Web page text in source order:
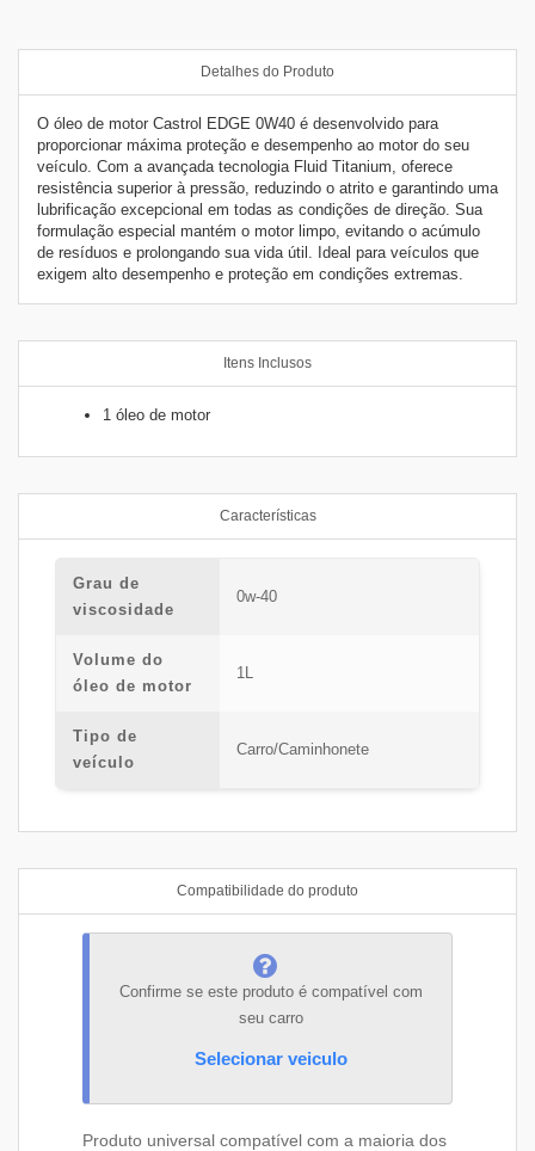
Detalhes do Produto
O óleo de motor Castrol EDGE 0W40 é desenvolvido para
proporcionar máxima proteção e desempenho ao motor do seu
veículo. Com a avançada tecnologia Fluid Titanium, oferece
resistência superior à pressão, reduzindo o atrito e garantindo uma
lubrificação excepcional em todas as condições de direção. Sua
formulação especial mantém o motor limpo, evitando o acúmulo
de resíduos e prolongando sua vida útil. Ideal para veículos que
exigem alto desempenho e proteção em condições extremas.
Itens Inclusos
1 óleo de motor
Características
Grau de
viscosidade
0w-40
Volume do
óleo de motor
1L
Tipo de
veículo
Carro/Caminhonete
Compatibilidade do produto
Confirme se este produto é compatível com
seu carro
Selecionar veiculo
Produto universal compatível com a maioria dos